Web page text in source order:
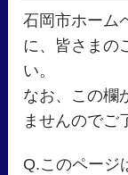
石岡市ホーム
に、皆さまの
い。
なお、この欄
ませんのでご
Q.このページ